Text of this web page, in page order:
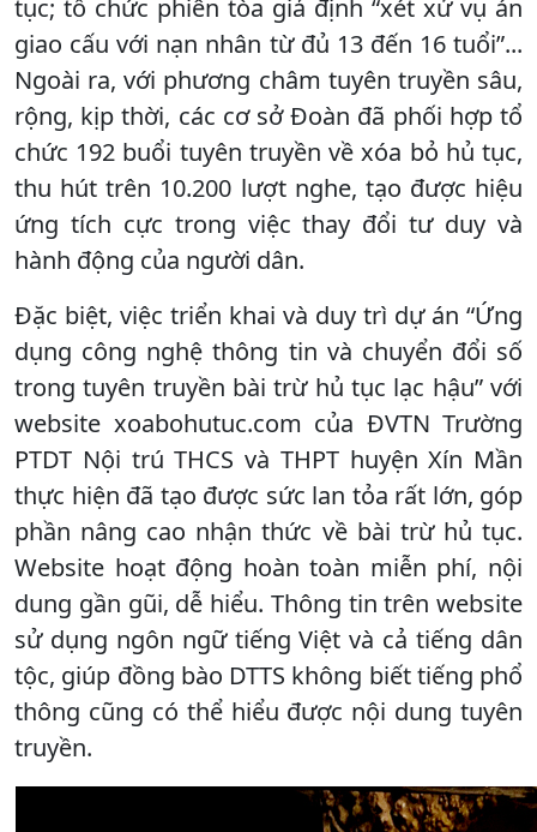
tục; tổ chức phiên tòa giả định “xét xử vụ án
giao cấu với nạn nhân từ đủ 13 đến 16 tuổi”...
Ngoài ra, với phương châm tuyên truyền sâu,
rộng, kịp thời, các cơ sở Đoàn đã phối hợp tổ
chức 192 buổi tuyên truyền về xóa bỏ hủ tục,
thu hút trên 10.200 lượt nghe, tạo được hiệu
ứng tích cực trong việc thay đổi tư duy và
hành động của người dân.
Đặc biệt, việc triển khai và duy trì dự án “Ứng
dụng công nghệ thông tin và chuyển đổi số
trong tuyên truyền bài trừ hủ tục lạc hậu” với
website xoabohutuc.com của ĐVTN Trường
PTDT Nội trú THCS và THPT huyện Xín Mần
thực hiện đã tạo được sức lan tỏa rất lớn, góp
phần nâng cao nhận thức về bài trừ hủ tục.
Website hoạt động hoàn toàn miễn phí, nội
dung gần gũi, dễ hiểu. Thông tin trên website
sử dụng ngôn ngữ tiếng Việt và cả tiếng dân
tộc, giúp đồng bào DTTS không biết tiếng phổ
thông cũng có thể hiểu được nội dung tuyên
truyền.